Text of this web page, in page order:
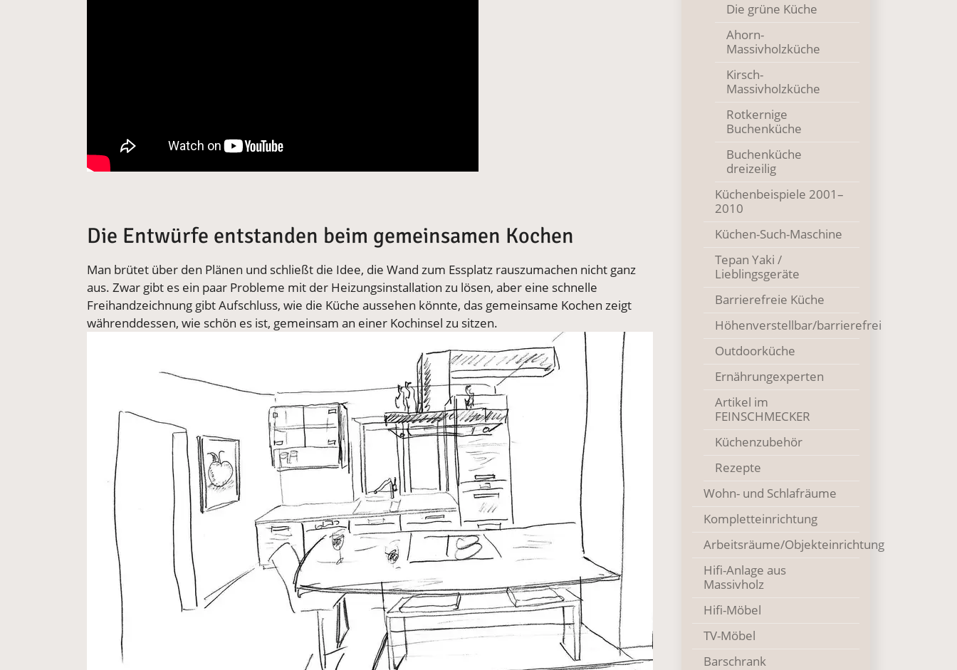
Die grüne Küche
Ahorn-
Massivholzküche
Kirsch-
Massivholzküche
Rotkernige
Buchenküche
Buchenküche
dreizeilig
Küchenbeispiele 2001–
2010
Küchen-Such-Maschine
Tepan Yaki /
Lieblingsgeräte
Barrierefreie Küche
Höhenverstellbar/barrierefrei
Outdoorküche
Ernährungexperten
Artikel im
FEINSCHMECKER
Küchenzubehör
Rezepte
Wohn- und Schlafräume
Kompletteinrichtung
Arbeitsräume/Objekteinrichtung
Hifi-Anlage aus
Massivholz
Hifi-Möbel
TV-Möbel
Barschrank
Die Entwürfe entstanden beim gemeinsamen Kochen
Man brütet über den Plänen und schließt die Idee, die Wand zum Essplatz rauszumachen nicht ganz
aus. Zwar gibt es ein paar Probleme mit der Heizungsinstallation zu lösen, aber eine schnelle
Freihandzeichnung gibt Aufschluss, wie die Küche aussehen könnte, das gemeinsame Kochen zeigt
währenddessen, wie schön es ist, gemeinsam an einer Kochinsel zu sitzen.